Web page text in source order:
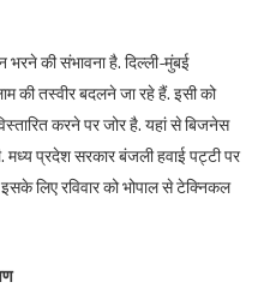
भरने की संभावना है. दिल्ली-मुंबई
की तस्वीर बदलने जा रहे हैं. इसी को
करने पर जोर है. यहां से बिजनेस
प्रदेश सरकार बंजली हवाई पट्टी पर
लिए रविवार को भोपाल से टेक्निकल